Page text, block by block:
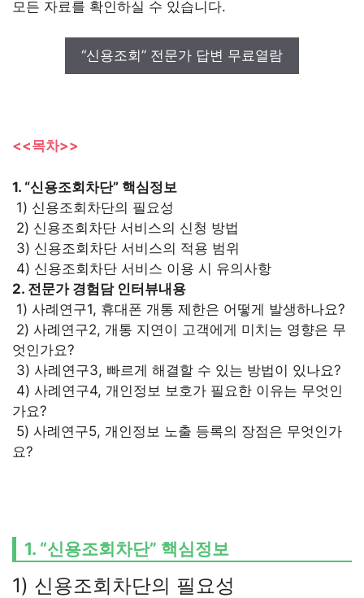
모든 자료를 확인하실 수 있습니다.
“신용조회” 전문가 답변 무료열람
<<목차>>
1. “신용조회차단” 핵심정보
1) 신용조회차단의 필요성
2) 신용조회차단 서비스의 신청 방법
3) 신용조회차단 서비스의 적용 범위
4) 신용조회차단 서비스 이용 시 유의사항
2. 전문가 경험담 인터뷰내용
1) 사례연구1, 휴대폰 개통 제한은 어떻게 발생하나요?
2) 사례연구2, 개통 지연이 고객에게 미치는 영향은 무
엇인가요?
3) 사례연구3, 빠르게 해결할 수 있는 방법이 있나요?
4) 사례연구4, 개인정보 보호가 필요한 이유는 무엇인
가요?
5) 사례연구5, 개인정보 노출 등록의 장점은 무엇인가
요?
1. “신용조회차단” 핵심정보
1) 신용조회차단의 필요성